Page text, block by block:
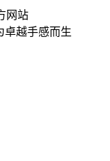
网站
卓越手感而生